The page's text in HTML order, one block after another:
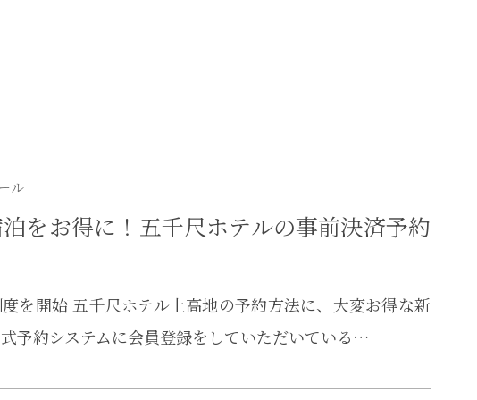
ル
をお得に！五千尺ホテルの事前決済予約
を開始 五千尺ホテル上高地の予約方法に、大変お得な新
予約システムに会員登録をしていただいている…